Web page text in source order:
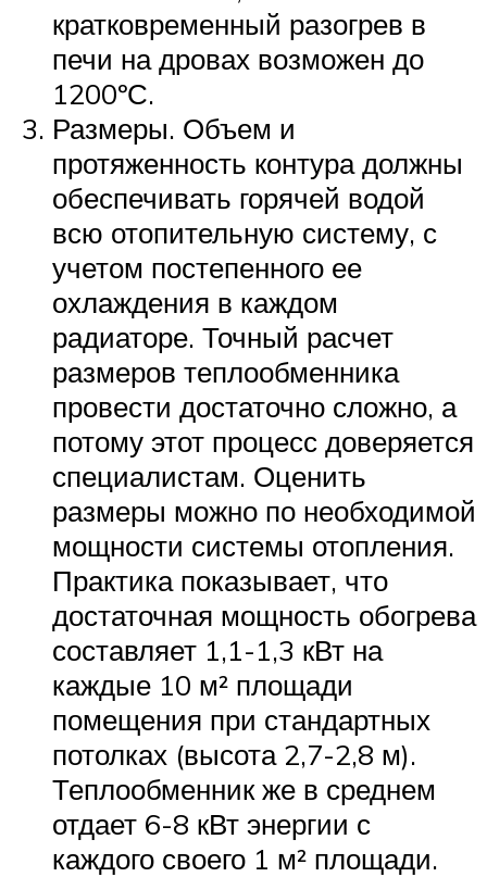
кратковременный разогрев в
печи на дровах возможен до
1200ºС.
Размеры. Объем и
протяженность контура должны
обеспечивать горячей водой
всю отопительную систему, с
учетом постепенного ее
охлаждения в каждом
радиаторе. Точный расчет
размеров теплообменника
провести достаточно сложно, а
потому этот процесс доверяется
специалистам. Оценить
размеры можно по необходимой
мощности системы отопления.
Практика показывает, что
достаточная мощность обогрева
составляет 1,1-1,3 кВт на
каждые 10 м² площади
помещения при стандартных
потолках (высота 2,7-2,8 м).
Теплообменник же в среднем
отдает 6-8 кВт энергии с
каждого своего 1 м² площади.